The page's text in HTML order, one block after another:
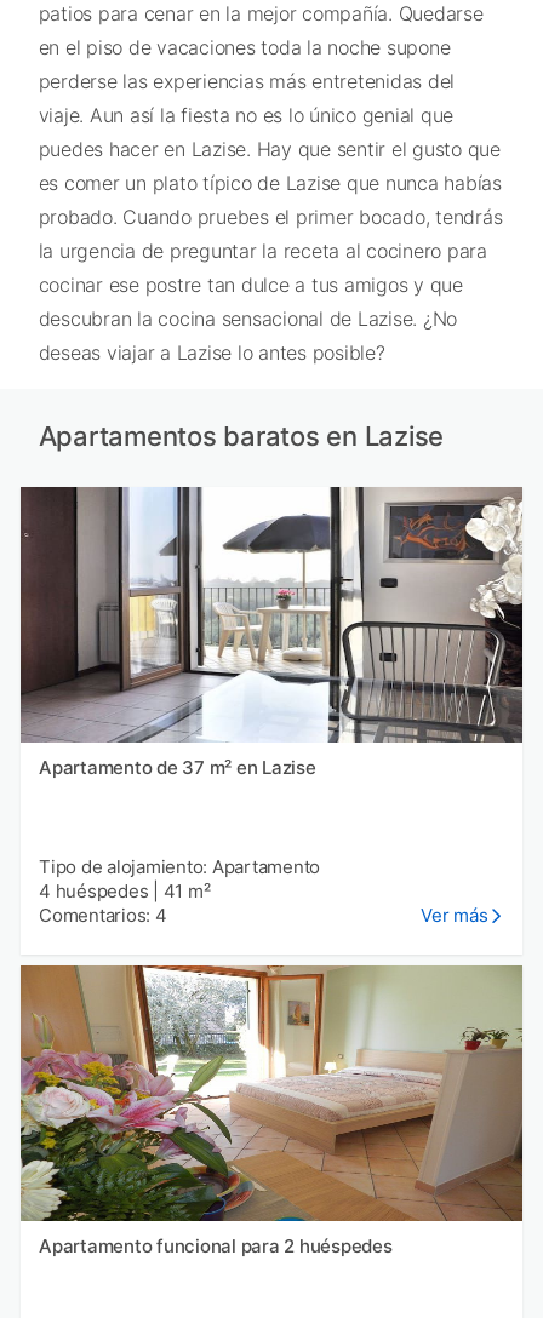
patios para cenar en la mejor compañía. Quedarse
en el piso de vacaciones toda la noche supone
perderse las experiencias más entretenidas del
viaje. Aun así la fiesta no es lo único genial que
puedes hacer en Lazise. Hay que sentir el gusto que
es comer un plato típico de Lazise que nunca habías
probado. Cuando pruebes el primer bocado, tendrás
la urgencia de preguntar la receta al cocinero para
cocinar ese postre tan dulce a tus amigos y que
descubran la cocina sensacional de Lazise. ¿No
deseas viajar a Lazise lo antes posible?
Apartamentos baratos en Lazise
Apartamento de 37 m² en Lazise
Tipo de alojamiento: Apartamento
4 huéspedes
41 m²
Comentarios: 4
Ver más
Apartamento funcional para 2 huéspedes